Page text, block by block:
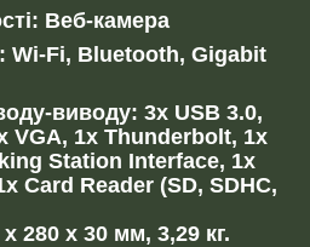
Веб-камера
Wi-Fi, Bluetooth, Gigabit
виводу: 3x USB 3.0,
VGA, 1x Thunderbolt, 1x
Station Interface, 1x
Card Reader (SD, SDHC,
280 x 30 мм, 3,29 кг.